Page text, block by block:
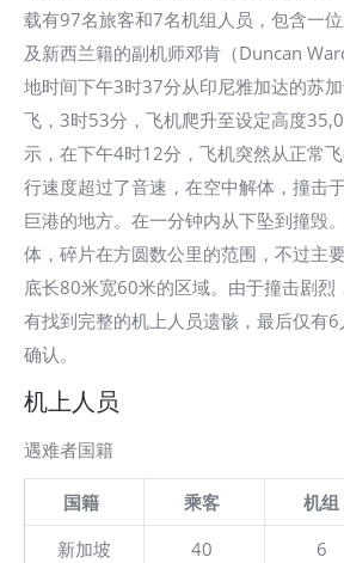
载有97名旅客和7名机组人员，包含一
及新西兰籍的副机师邓肯（Duncan
地时间下午3时37分从印尼雅加达的苏
飞，3时53分，飞机爬升至设定高度
示，在下午4时12分，飞机突然从正常
行速度超过了音速，在空中解体，撞击
巨港的地方。在一分钟内从下坠到撞毁
体，碎片在方圆数公里的范围，不过主
底长80米宽60米的区域。由于撞击剧烈
有找到完整的机上人员遗骸，最后仅有
确认。
机上人员
遇难者国籍
国籍 乘客 机组
新加坡
40 6